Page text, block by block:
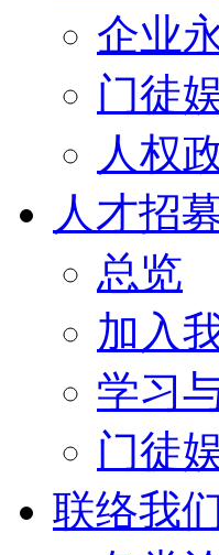
企业
门徒
人权
人才招
总览
加入
学习
门徒
联络我们